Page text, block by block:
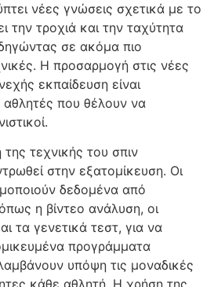
νέες γνώσεις σχετικά με το
την τροχιά και την ταχύτητα
σε ακόμα πιο
Η προσαρμογή στις νέες
εκπαίδευση είναι
αθλητές που θέλουν να
τεχνικής του σπιν
στην εξατομίκευση. Οι
δεδομένα από
η βίντεο ανάλυση, οι
τα γενετικά τεστ, για να
προγράμματα
υπόψη τις μοναδικές